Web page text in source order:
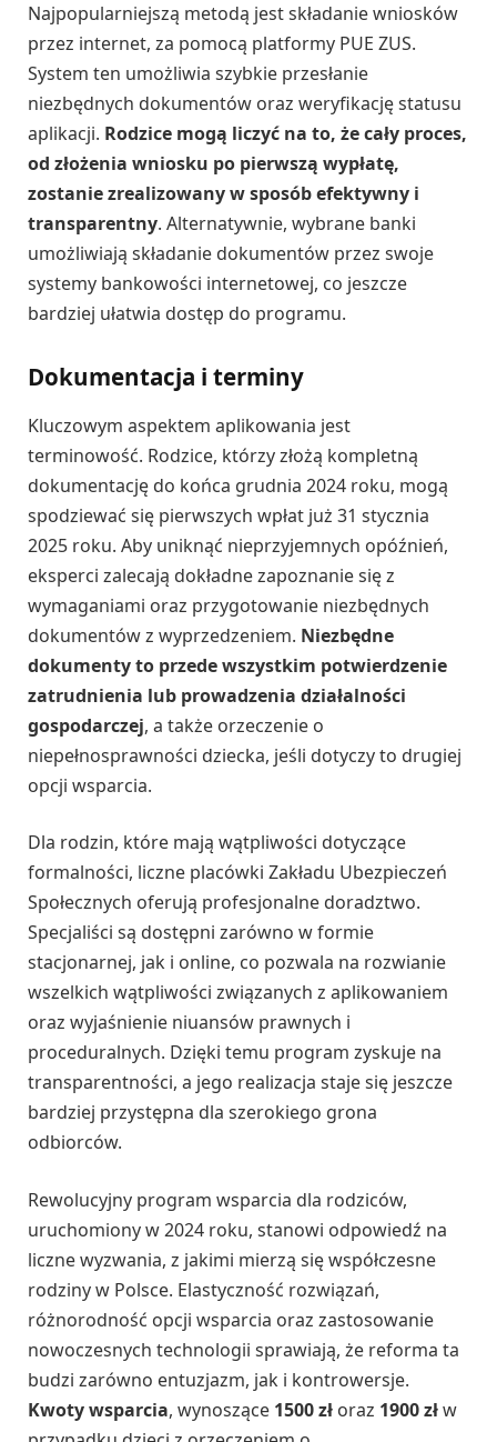
Najpopularniejszą metodą jest składanie wniosków
przez internet, za pomocą platformy PUE ZUS.
System ten umożliwia szybkie przesłanie
niezbędnych dokumentów oraz weryfikację statusu
aplikacji. Rodzice mogą liczyć na to, że cały proces,
od złożenia wniosku po pierwszą wypłatę,
zostanie zrealizowany w sposób efektywny i
transparentny. Alternatywnie, wybrane banki
umożliwiają składanie dokumentów przez swoje
systemy bankowości internetowej, co jeszcze
bardziej ułatwia dostęp do programu.
Dokumentacja i terminy
Kluczowym aspektem aplikowania jest
terminowość. Rodzice, którzy złożą kompletną
dokumentację do końca grudnia 2024 roku, mogą
spodziewać się pierwszych wpłat już 31 stycznia
2025 roku. Aby uniknąć nieprzyjemnych opóźnień,
eksperci zalecają dokładne zapoznanie się z
wymaganiami oraz przygotowanie niezbędnych
dokumentów z wyprzedzeniem. Niezbędne
dokumenty to przede wszystkim potwierdzenie
zatrudnienia lub prowadzenia działalności
gospodarczej, a także orzeczenie o
niepełnosprawności dziecka, jeśli dotyczy to drugiej
opcji wsparcia.
Dla rodzin, które mają wątpliwości dotyczące
formalności, liczne placówki Zakładu Ubezpieczeń
Społecznych oferują profesjonalne doradztwo.
Specjaliści są dostępni zarówno w formie
stacjonarnej, jak i online, co pozwala na rozwianie
wszelkich wątpliwości związanych z aplikowaniem
oraz wyjaśnienie niuansów prawnych i
proceduralnych. Dzięki temu program zyskuje na
transparentności, a jego realizacja staje się jeszcze
bardziej przystępna dla szerokiego grona
odbiorców.
Rewolucyjny program wsparcia dla rodziców,
uruchomiony w 2024 roku, stanowi odpowiedź na
liczne wyzwania, z jakimi mierzą się współczesne
rodziny w Polsce. Elastyczność rozwiązań,
różnorodność opcji wsparcia oraz zastosowanie
nowoczesnych technologii sprawiają, że reforma ta
budzi zarówno entuzjazm, jak i kontrowersje.
Kwoty wsparcia, wynoszące 1500 zł oraz 1900 złw